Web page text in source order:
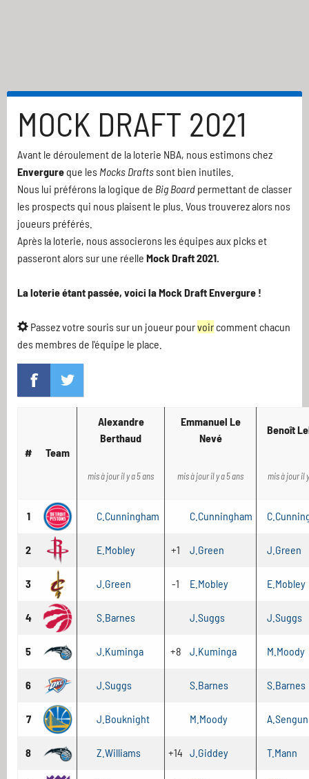
MOCK DRAFT 2021
Avant le déroulement de la loterie NBA, nous estimons chez
Envergureque les Mocks Draftssont bien inutiles.
Nous lui préférons la logique de Big Board permettant de classer
les prospects qui nous plaisent le plus. Vous trouverez alors nos
joueurs préférés.
Après la loterie, nous associerons les équipes aux picks et
passeront alors sur une réelle Mock Draft 2021.
La loterie étant passée, voici la Mock Draft Envergure !
Passez votre souris sur un joueur pourvoir comment chacun
des membres de l'équipe le place.
# Team
Alexandre
Berthaud
Emmanuel Le
Nevé
Benoît
mis à jour il y a 5 ans mis à jour il y a 5 ans mis à jour il
1 C.Cunningham C.Cunningham
2 E.Mobley +1 J.Green J.Green
3 J.Green -1 E.Mobley E.Mobley
4 S.Barnes J.Suggs J.Suggs
5 J.Kuminga +8 J.Kuminga M.Moody
6 J.Suggs S.Barnes S.Barnes
7 J.Bouknight M.Moody A.Sengun
8 Z.Williams +14 J.Giddey T.Mann